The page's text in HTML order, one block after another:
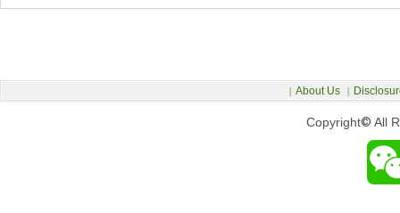
Copyright© All
| About Us |